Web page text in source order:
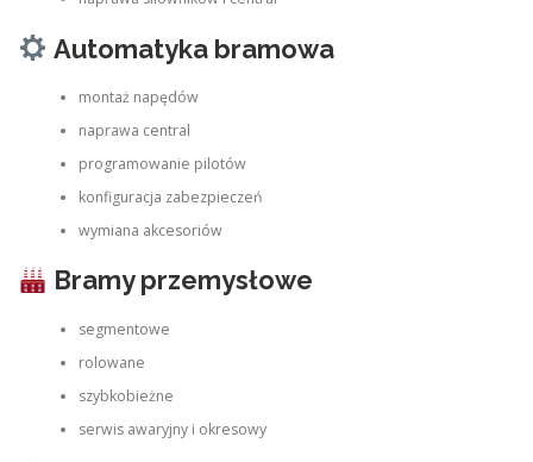
Automatyka bramowa
montaż napędów
naprawa central
programowanie pilotów
konfiguracja zabezpieczeń
wymiana akcesoriów
Bramy przemysłowe
segmentowe
rolowane
szybkobieżne
serwis awaryjny i okresowy